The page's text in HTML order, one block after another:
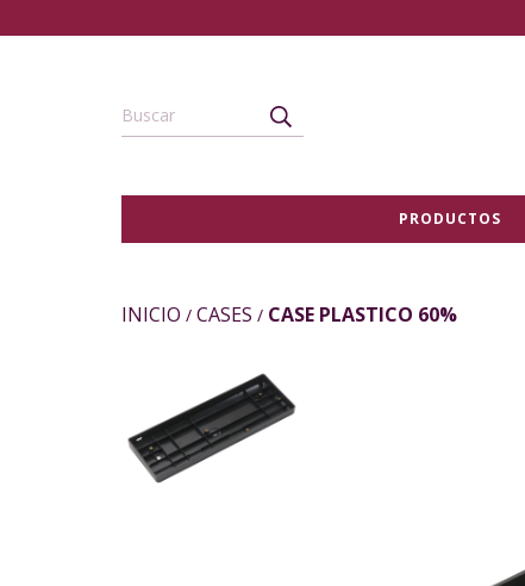
PRODUCTOS
INICIO / CASES / CASE PLASTICO 60%